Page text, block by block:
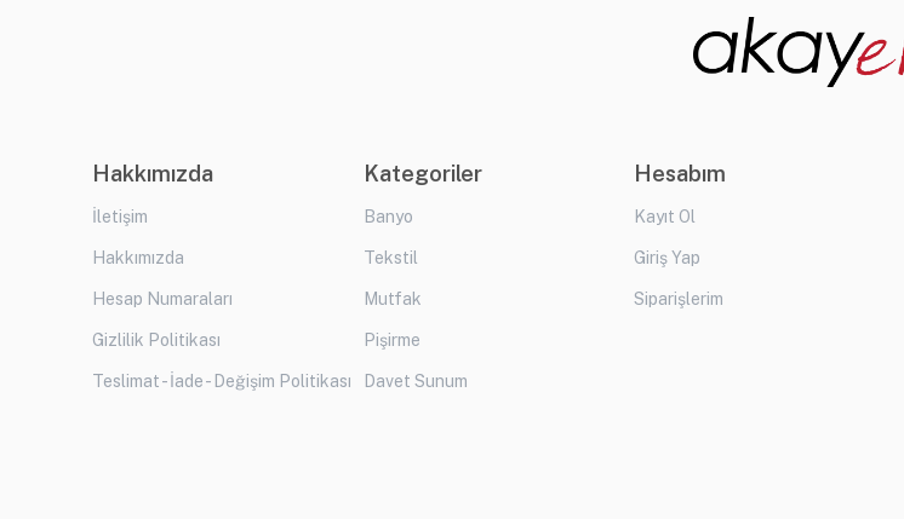
Hakkımızda
İletişim
Hakkımızda
Hesap Numaraları
Gizlilik Politikası
Teslimat - İade - Değişim Politikası
Kategoriler
Banyo
Tekstil
Mutfak
Pişirme
Davet Sunum
Hesabım
Kayıt Ol
Giriş Yap
Siparişlerim